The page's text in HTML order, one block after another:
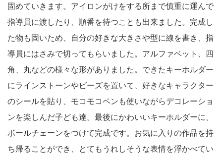
固めていきます。アイロンがけをする所まで慎重に運んで
指導員に渡したり、順番を待つことも出来ました。完成し
た物も固いため、自分の好きな大きさや型に線を書き、指
導員にはさみで切ってもらいました。アルファベット、四
角、丸などの様々な形がありました。できたキーホルダー
にラインストーンやビーズを置いて、好きなキャラクター
のシールを貼り、モコモコペンも使いながらデコレーショ
ンを楽しんだ子ども達。最後にかわいいキーホルダーに、
ボールチェーンをつけて完成です。お気に入りの作品を持
ち帰ることができ、とてもうれしそうな表情を浮かべてい